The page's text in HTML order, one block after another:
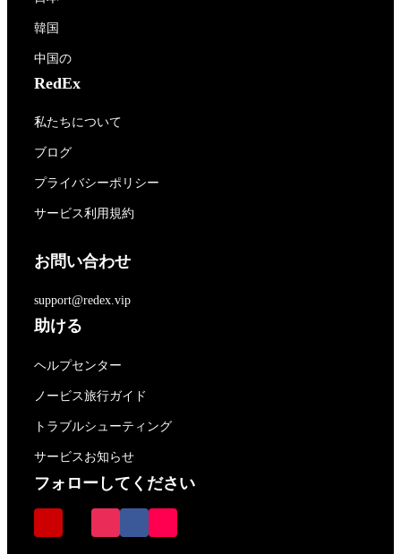
韓国
中国の
RedEx
私たちについて
ブログ
プライバシーポリシー
サービス利用規約
お問い合わせ
support@redex.vip
助ける
ヘルプセンター
ノービス旅行ガイド
トラブルシューティング
サービスお知らせ
フォローしてください